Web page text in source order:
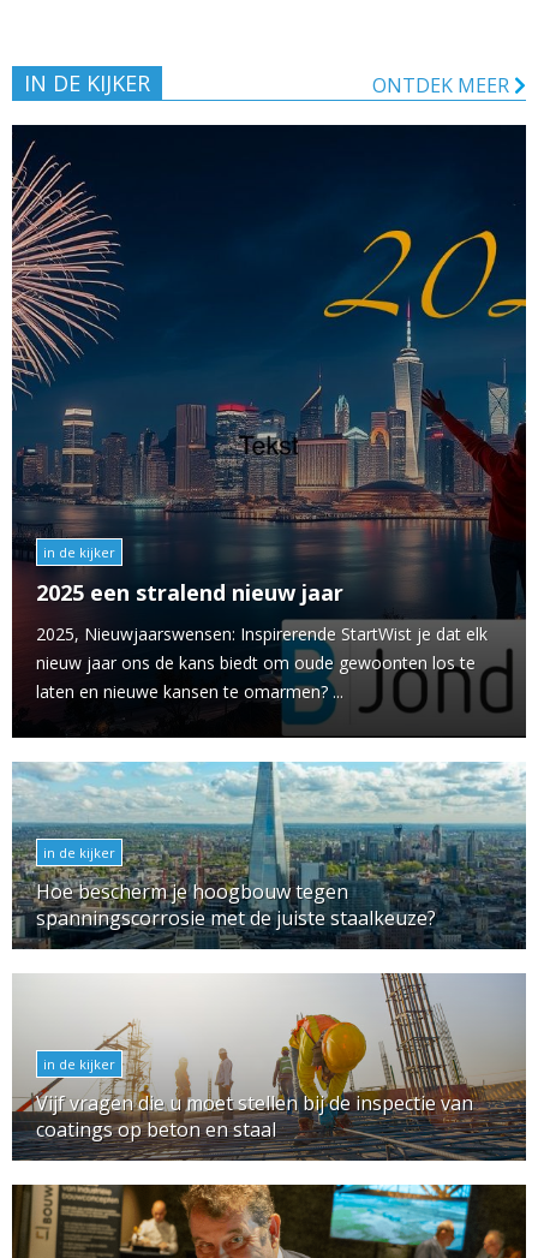
IN DE KIJKER ONTDEK MEER
in de kijker
2025 een stralend nieuw jaar
2025, Nieuwjaarswensen: Inspirerende StartWist je dat elk
nieuw jaar ons de kans biedt om oude gewoonten los te
laten en nieuwe kansen te omarmen? ...
in de kijker
Hoe bescherm je hoogbouw tegen
spanningscorrosie met de juiste staalkeuze?
in de kijker
Vijf vragen die u moet stellen bij de inspectie van
coatings op beton en staal